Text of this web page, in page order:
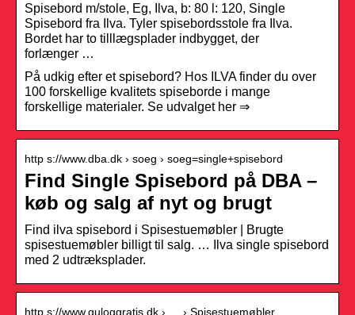
Spisebord m/stole, Eg, Ilva, b: 80 l: 120, Single
Spisebord fra Ilva. Tyler spisebordsstole fra Ilva.
Bordet har to tilllægsplader indbygget, der
forlænger …
På udkig efter et spisebord? Hos ILVA finder du over
100 forskellige kvalitets spiseborde i mange
forskellige materialer. Se udvalget her ⇒
http s://www.dba.dk › soeg › soeg=single+spisebord
Find Single Spisebord på DBA –
køb og salg af nyt og brugt
Find ilva spisebord i Spisestuemøbler | Brugte
spisestuemøbler billigt til salg. … Ilva single spisebord
med 2 udtræksplader.
http s://www.guloggratis.dk › … › Spisestuemøbler